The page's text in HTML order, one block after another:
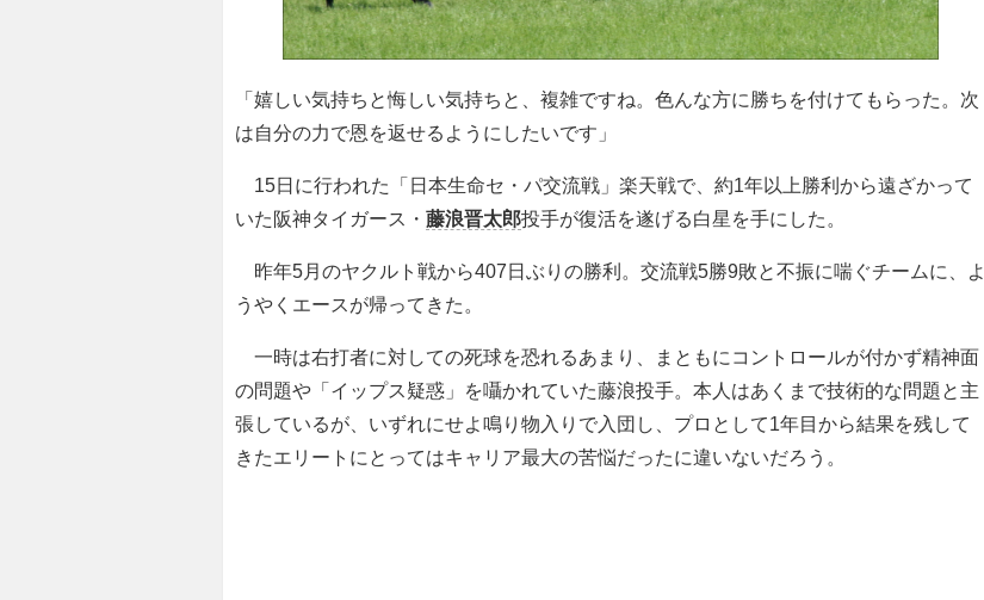
「嬉しい気持ちと悔しい気持ちと、複雑ですね。色んな方に勝ちを付けてもらった。次
は自分の力で恩を返せるようにしたいです」
15日に行われた「日本生命セ・パ交流戦」楽天戦で、約1年以上勝利から遠ざかって
いた阪神タイガース・ 藤浪晋太郎投手が復活を遂げる白星を手にした。
昨年5月のヤクルト戦から407日ぶりの勝利。交流戦5勝9敗と不振に喘ぐチームに、よ
うやくエースが帰ってきた。
一時は右打者に対しての死球を恐れるあまり、まともにコントロールが付かず精神面
の問題や「イップス疑惑」を囁かれていた藤浪投手。本人はあくまで技術的な問題と主
張しているが、いずれにせよ鳴り物入りで入団し、プロとして1年目から結果を残して
きたエリートにとってはキャリア最大の苦悩だったに違いないだろう。